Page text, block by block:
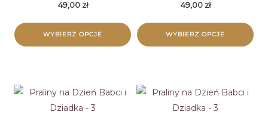
49,00 zł
WYBIERZ OPCJE
49,00 zł
WYBIERZ OPCJE